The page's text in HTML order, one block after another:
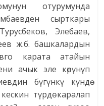
отурумунда
сырткары
Элебаев,
ж.б. башкалардын
карата атайын
ачык эле көрүнүп
бүгүнкү күндө
түрдө каралап